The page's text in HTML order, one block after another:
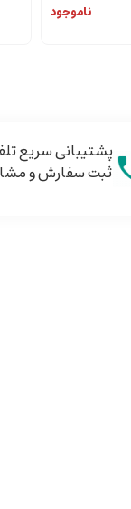
ناموجود
پشتیبانی سریع
ثبت سفارش و